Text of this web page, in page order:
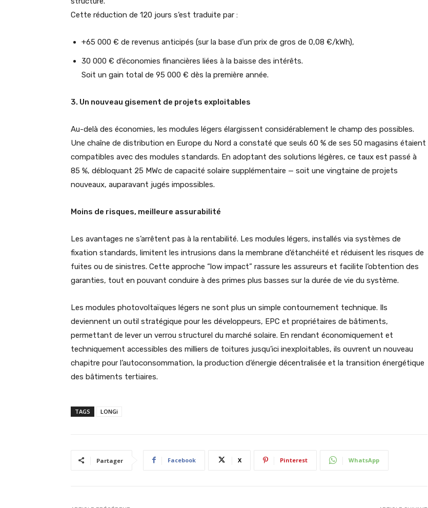
Cette réduction de 120 jours s’est traduite par :
+65 000 € de revenus anticipés (sur la base d’un prix de gros de 0,08 €/kWh),
30 000 € d’économies financières liées à la baisse des intérêts.
Soit un gain total de 95 000 € dès la première année.
3. Un nouveau gisement de projets exploitables
Au-delà des économies, les modules légers élargissent considérablement le champ des possibles.
Une chaîne de distribution en Europe du Nord a constaté que seuls 60 % de ses 50 magasins étaient
compatibles avec des modules standards. En adoptant des solutions légères, ce taux est passé à
85 %, débloquant 25 MWc de capacité solaire supplémentaire — soit une vingtaine de projets
nouveaux, auparavant jugés impossibles.
Moins de risques, meilleure assurabilité
Les avantages ne s’arrêtent pas à la rentabilité. Les modules légers, installés via systèmes de
fixation standards, limitent les intrusions dans la membrane d’étanchéité et réduisent les risques de
fuites ou de sinistres. Cette approche “low impact” rassure les assureurs et facilite l’obtention des
garanties, tout en pouvant conduire à des primes plus basses sur la durée de vie du système.
Les modules photovoltaïques légers ne sont plus un simple contournement technique. Ils
deviennent un outil stratégique pour les développeurs, EPC et propriétaires de bâtiments,
permettant de lever un verrou structurel du marché solaire. En rendant économiquement et
techniquement accessibles des milliers de toitures jusqu’ici inexploitables, ils ouvrent un nouveau
chapitre pour l’autoconsommation, la production d’énergie décentralisée et la transition énergétique
des bâtiments tertiaires.
TAGS LONGi
Partager Facebook X Pinterest WhatsApp